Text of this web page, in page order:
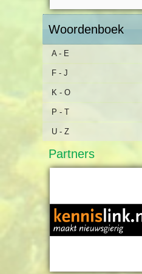
Woordenboek
A - E
F - J
K - O
P - T
U - Z
Partners